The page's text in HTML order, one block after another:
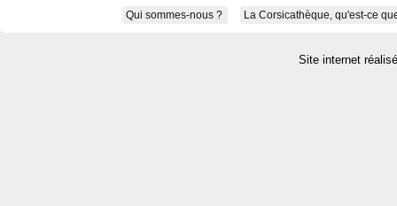
Qui sommes-nous ? La Corsicathèque, qu'est-ce
Site internet